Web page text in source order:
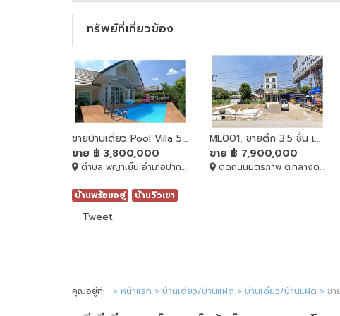
ทรัพย์ที่เกี่ยวข้อง
ขายบ้านเดี่ยว Pool Villa 58.3 ตร.ว. วิวเขาสวย วิวพระขาว พร้อมอยู่และประกอบกิจการ ในโครงการบ้านสวนกลางดง
ขาย ฿ 3,800,000
ตำบล พญาเย็น อำเภอปากช่อง นครราชสีมา 30320, ปากช่อง, Nakhon Ratchasima, 30320
ML001, ขายตึก 3.5 ชั้น เนื้อที่ 40 วา ติดถนนมิตรภาพ
ขาย ฿ 7,900,000
ติดถนนมิตรภาพ ต.กลางดง, ปากช่อง, Nakhon Ratchasima, 30320
บ้านพร้อมอยู่ บ้านวิวเขา
Tweet
คุณอยู่ที่: หน้าแรก บ้านเดี่ยว/บ้านแฝด บ้านเดี่ยว/บ้านแฝด ข